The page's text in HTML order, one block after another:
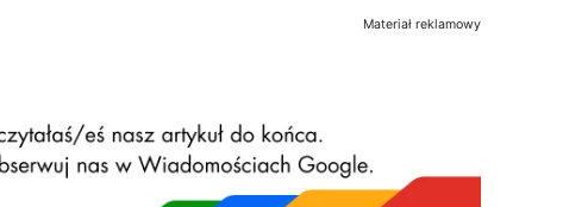
Materiał reklamowy